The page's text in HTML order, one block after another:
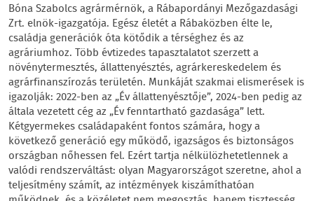
Bóna Szabolcs agrármérnök, a Rábapordányi Mezőgazdasági
Zrt. elnök-igazgatója. Egész életét a Rábaközben élte le,
családja generációk óta kötődik a térséghez és az
agráriumhoz. Több évtizedes tapasztalatot szerzett a
növénytermesztés, állattenyésztés, agrárkereskedelem és
agrárfinanszírozás területén. Munkáját szakmai elismerések is
igazolják: 2022-ben az „Év állattenyésztője”, 2024-ben pedig az
általa vezetett cég az „Év fenntartható gazdasága” lett.
Kétgyermekes családapaként fontos számára, hogy a
következő generáció egy működő, igazságos és biztonságos
országban nőhessen fel. Ezért tartja nélkülözhetetlennek a
valódi rendszerváltást: olyan Magyarországot szeretne, ahol a
teljesítmény számít, az intézmények kiszámíthatóan